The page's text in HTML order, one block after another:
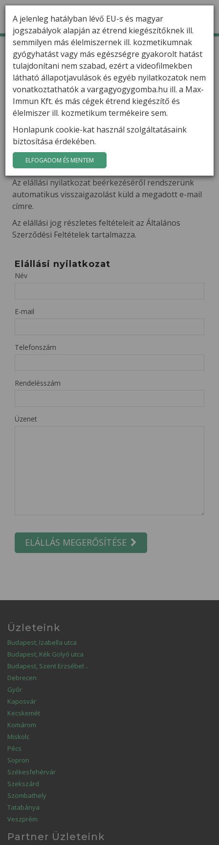
TERMÉKEK
HÍREK
VARGA GÁBOR
FILMEK
GYÓGYGOMBÁK
KAPCSOLAT
Kezdőlap Elállás a szerződéstől
Elállás a szerződéstől
A VargaGyogygomba.hu webáruházban vásárolt
termékek esetében a fogyasztókat a hatályos
jogszabályok alapján 14 napos indokolás nélküli
Az elállási szándék bejelentéséhez kérjük, töltse ki az
Az űrlap elküldése elállási nyilatkozatnak minősül.
Az elállási nyilatkozat beérkezéséről rendszerünk
automatikus visszaigazolást küld a megadott e-mail
címre.
Az elállási jog részletes feltételeit az Általános
Szerződési Feltételek tartalmazza.
Elállási nyilatkozat
Név
E-mail
Telefonszám
Rendelésszám
Üzenet
ELÁLLÁS MEGERŐSÍTÉSE
Üzleteink
Budapest, Izabella utca
Budapest, Kék Golyó utca
Budapest, Szent Erzsébet ..
Debrecen
Győr
Kaposvár
Kecskemét
Komárom
Miskolc
Pécs
Sopron
Székesfehérvár
Szekszárd
Szombathely
Tatabánya
Veszprém
Partner Üzleteink
A jelenleg hatályban lévő EU-s és magyar
jogszabályok alapján az étrend kiegészítőknek ill.
semmilyen más élelmiszernek ill. kozmetikumnak
gyógyhatást vagy más egészségre gyakorolt hatást
tulajdonítani nem szabad, ezért a videofilmekben
látható állapotjavulások és egyéb nyilatkozatok nem
vonatkoztathatók a vargagyogygomba.hu ill. a Max-
Immun Kft. és más cégek étrend kiegészítő és
élelmiszer ill. kozmetikum termékeire sem.
Honlapunk cookie-kat használ szolgáltatásaink
biztosítása érdekében.
ELFOGADOM ÉS MENTEM